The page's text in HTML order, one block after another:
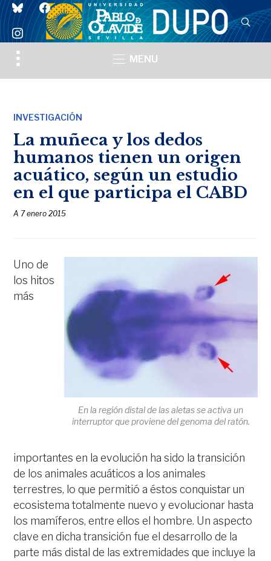
blueskyfacebook
instagram
Toggle
sidebar
MENU
INVESTIGACIÓN
La muñeca y los dedos
humanos tienen un origen
acuático, según un estudio
en el que participa el CABD
A 7 enero 2015
En la región distal de las aletas se activa un
interruptor que proviene del genoma del ratón.
Uno de
los hitos
más
importantes en la evolución ha sido la transición
de los animales acuáticos a los animales
terrestres, lo que permitió a éstos conquistar un
ecosistema totalmente nuevo y evolucionar hasta
los mamíferos, entre ellos el hombre. Un aspecto
clave en dicha transición fue el desarrollo de la
parte más distal de las extremidades que incluye la